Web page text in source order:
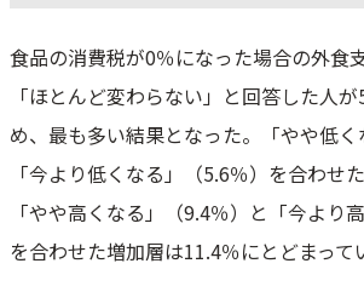
食品の消費税が0％になった場合の外食
「ほとんど変わらない」と回答した人
め、最も多い結果となった。「やや低
「今より低くなる」（5.6％）を合わせ
「やや高くなる」（9.4％）と「今より
を合わせた増加層は11.4％にとどまって